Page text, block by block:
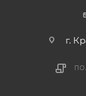
кальций – 1.3%
фосфор – 1.1%
г.